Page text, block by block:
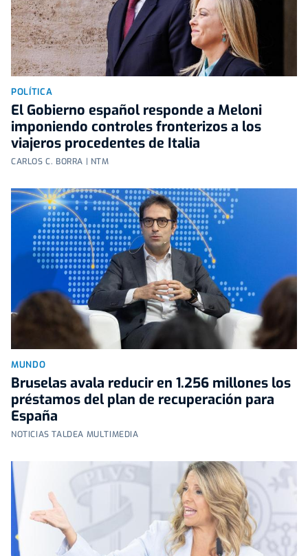
POLÍTICA
El Gobierno español responde a Meloni
imponiendo controles fronterizos a los
viajeros procedentes de Italia
CARLOS C. BORRA | NTM
MUNDO
Bruselas avala reducir en 1.256 millones los
préstamos del plan de recuperación para
España
NOTICIAS TALDEA MULTIMEDIA